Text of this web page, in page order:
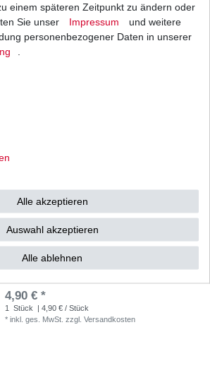
Ölfilter Hiflo HF138RC HF 138 RC
UVP 12,46 €
1 Stück | 7,56 € / Stück
inkl. ges. MwSt.zzgl.Versandkosten
4,90 € *
1 Stück
| 4,90 € / Stück
*inkl. ges. MwSt. zzgl.Versandkosten
einem späteren Zeitpunkt zu ändern oder
Sie unser
Impressum
und weitere
personenbezogener Daten in unserer
Alle akzeptieren
Auswahl akzeptieren
Alle ablehnen